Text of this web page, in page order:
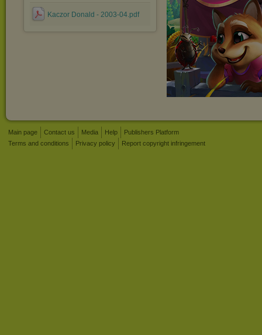
Kaczor Donald - 2003-04.pdf
Main page Contact us Media Help
Publishers Platform
Terms and conditions
Privacy policy Report copyright infringement